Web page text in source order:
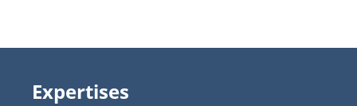
Expertises